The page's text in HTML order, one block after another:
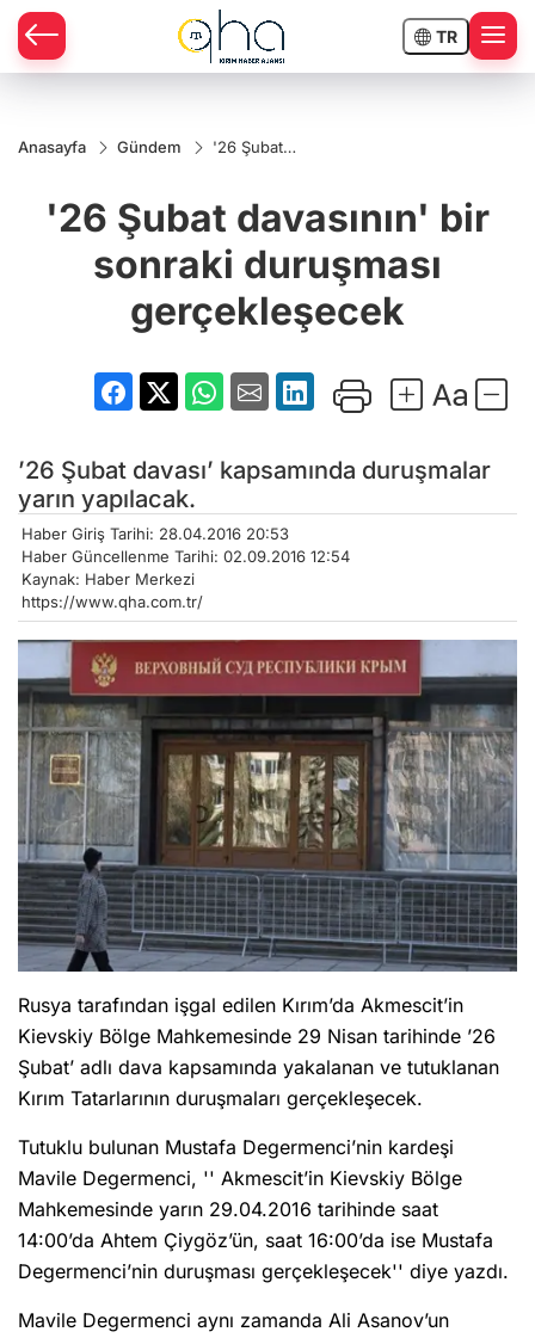
TR
Anasayfa Gündem
'26 Şubat
duruşması
gerçekleşecek
'26 Şubat davasının' bir
sonraki duruşması
gerçekleşecek
’26 Şubat davası’ kapsamında duruşmalar
yarın yapılacak.
Haber Giriş Tarihi: 28.04.2016 20:53
Haber Güncellenme Tarihi: 02.09.2016 12:54
Kaynak: Haber Merkezi
https://www.qha.com.tr/
Rusya tarafından işgal edilen Kırım’da Akmescit’in
Kievskiy Bölge Mahkemesinde 29 Nisan tarihinde ’26
Şubat’ adlı dava kapsamında yakalanan ve tutuklanan
Kırım Tatarlarının duruşmaları gerçekleşecek.
Tutuklu bulunan Mustafa Degermenci’nin kardeşi
Mavile Degermenci, '' Akmescit’in Kievskiy Bölge
Mahkemesinde yarın 29.04.2016 tarihinde saat
14:00’da Ahtem Çiygöz’ün, saat 16:00’da ise Mustafa
Degermenci’nin duruşması gerçekleşecek'' diye yazdı.
Mavile Degermenci aynı zamanda Ali Asanov’un